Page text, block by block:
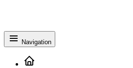
Navigation